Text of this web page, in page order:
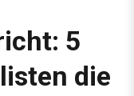
5
die